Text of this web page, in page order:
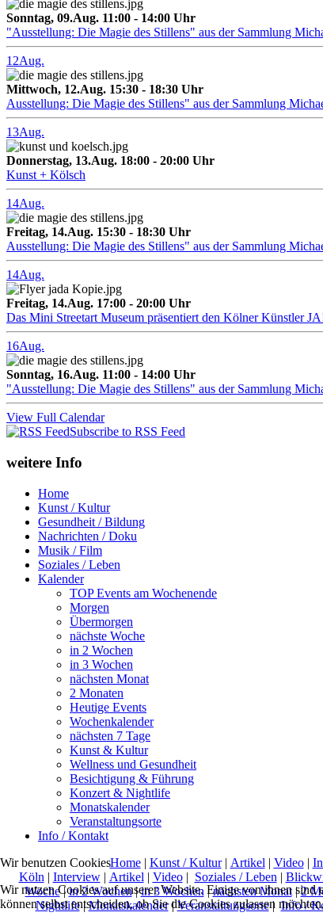
Sonntag, 09.Aug. 11:00 - 14:00 Uhr
"Ausstellung: Die Magie des Stillens" aus der Sammlung
12Aug.
Mittwoch, 12.Aug. 15:30 - 18:30 Uhr
Ausstellung: Die Magie des Stillens" aus der Sammlung
13Aug.
Donnerstag, 13.Aug. 18:00 - 20:00 Uhr
Kunst + Kölsch
14Aug.
Freitag, 14.Aug. 15:30 - 18:30 Uhr
Ausstellung: Die Magie des Stillens" aus der Sammlung
14Aug.
Freitag, 14.Aug. 17:00 - 20:00 Uhr
Das Mini Streetart Museum präsentiert den Kölner Künstler
16Aug.
Sonntag, 16.Aug. 11:00 - 14:00 Uhr
"Ausstellung: Die Magie des Stillens" aus der Sammlung
View Full Calendar
Subscribe to RSS Feed
weitere Info
Home
Kunst / Kultur
Gesundheit / Bildung
Nachrichten / Doku
Musik / Film
Soziales / Leben
Kalender
TOP Events am Wochenende
Morgen
Übermorgen
nächste Woche
in 2 Wochen
in 3 Wochen
nächsten Monat
2 Monaten
Heutige Events
Wochenkalender
nächsten 7 Tage
Kunst & Kultur
Wellness und Gesundheit
Besichtigung & Führung
Konzert & Nightlife
Monatskalender
Veranstaltungsorte
Info / Kontakt
Home| Kunst / Kultur| Artikel | Video|
Köln | Interview| Artikel | Video| Soziales / Leben |
Woche|in 2 Wochen|in 3 Wochen |nächsten Monat|2
Nightlife|Monatskalender|Veranstaltungsorte|Info /
Wir benutzen Cookies
Wir nutzen Cookies auf unserer Website. Einige von ihnen
können selbst entscheiden, ob Sie die Cookies zulassen